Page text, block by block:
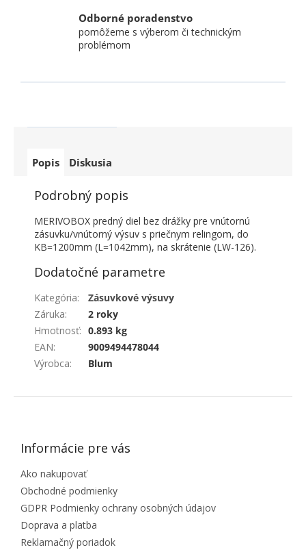
Odborné poradenstvo
pomôžeme s výberom či technickým
problémom
Popis Diskusia
Podrobný popis
MERIVOBOX predný diel bez drážky pre vnútornú
zásuvku/vnútorný výsuv s priečnym relingom, do
KB=1200mm (L=1042mm), na skrátenie (LW-126).
Dodatočné parametre
Kategória:
Zásuvkové výsuvy
Záruka:
2 roky
Hmotnosť: 0.893 kg
EAN:
9009494478044
Výrobca: Blum
ZÁPÄTIE
Informácie pre vás
Ako nakupovať
Obchodné podmienky
GDPR Podmienky ochrany osobných údajov
Doprava a platba
Reklamačný poriadok